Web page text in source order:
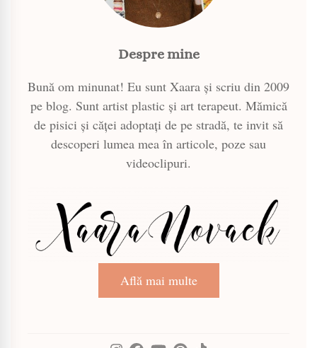
Despre mine
Bună om minunat! Eu sunt Xaara și scriu din 2009
pe blog. Sunt artist plastic și art terapeut. Mămică
de pisici și căței adoptați de pe stradă, te invit să
descoperi lumea mea în articole, poze sau
videoclipuri.
Află mai multe